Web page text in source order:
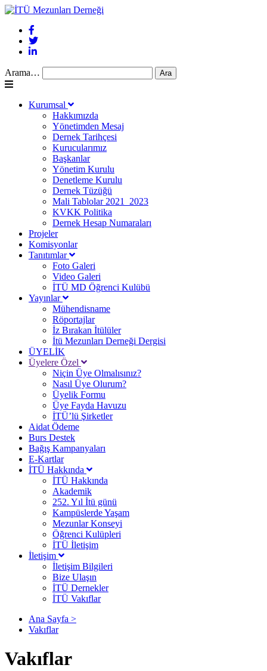
Arama…
Kurumsal
Hakkımızda
Yönetimden Mesaj
Dernek Tarihçesi
Kurucularımız
Başkanlar
Yönetim Kurulu
Denetleme Kurulu
Dernek Tüzüğü
Mali Tablolar 2021_2023
KVKK Politika
Dernek Hesap Numaraları
Projeler
Komisyonlar
Tanıtımlar
Foto Galeri
Video Galeri
İTÜ MD Öğrenci Kulübü
Yayınlar
Mühendisname
Röportajlar
İz Bırakan İtülüler
İtü Mezunları Derneği Dergisi
ÜYELİK
Üyelere Özel
Niçin Üye Olmalısınız?
Nasıl Üye Olurum?
Üyelik Formu
Üye Fayda Havuzu
İTÜ’lü Şirketler
Aidat Ödeme
Burs Destek
Bağış Kampanyaları
E-Kartlar
İTÜ Hakkında
İTÜ Hakkında
Akademik
252. Yıl İtü günü
Kampüslerde Yaşam
Mezunlar Konseyi
Öğrenci Kulüpleri
İTÜ İletişim
İletişim
İletişim Bilgileri
Bize Ulaşın
İTÜ Dernekler
İTÜ Vakıflar
Ana Sayfa >
Vakıflar
Vakıflar